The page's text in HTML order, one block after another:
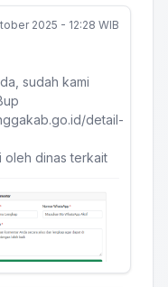
2025 - 12:28 WIB
sudah kami
detail-
oleh dinas terkait